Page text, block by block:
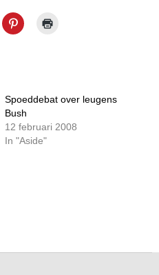
Spoeddebat over leugens
Bush
12 februari 2008
In "Aside"